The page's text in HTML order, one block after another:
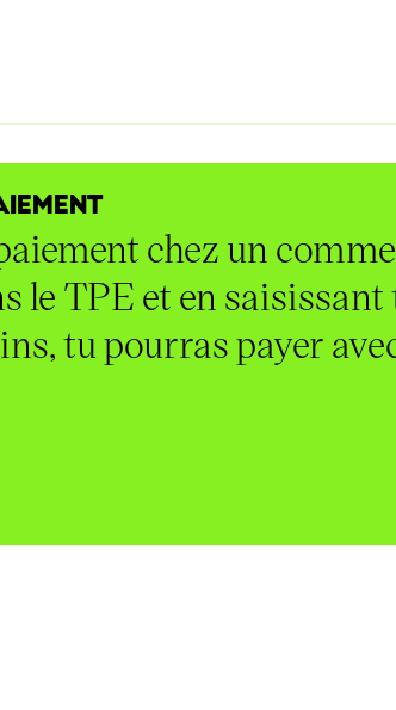
chez un
le TPE et en saisissant
tu pourras payer